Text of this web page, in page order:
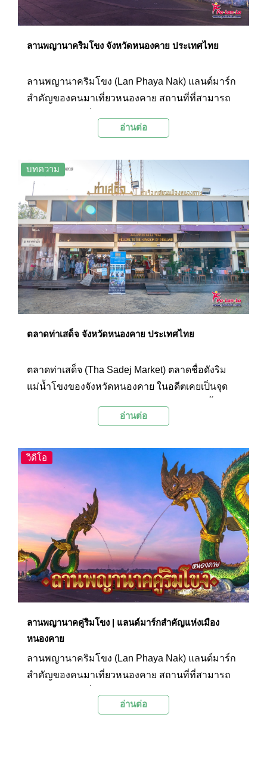
ลานพญานาคริมโขง จังหวัดหนองคาย ประเทศไทย
ลานพญานาคริมโขง (Lan Phaya Nak) แลนด์มาร์ก
สำคัญของคนมาเที่ยวหนองคาย สถานที่ที่สามารถ
แม่น้ำโขงของชาวหนองคายที่มีมาอย่างยาวนาน
พ่นน้ำอยู่ริมฝั่งโขงแห่งนี้
อ่านต่อ
บทความ
ตลาดท่าเสด็จ จังหวัดหนองคาย ประเทศไทย
ตลาดท่าเสด็จ (Tha Sadej Market) ตลาดชื่อดังริม
แม่น้ำโขงของจังหวัดหนองคาย ในอดีตเคยเป็นจุด
ประเทศวางจำหน่ายมากมาย รวมทั้งอาหารอร่อยๆ
แล้ว แต่ตลาดท่าเสด็จก็ยังเป็นที่นิยมของนักท่องเที่ยว
มาโดยตลอด
อ่านต่อ
วิดีโอ
ลานพญานาคคู่ริมโขง | แลนด์มาร์กสำคัญแห่งเมือง
หนองคาย
ลานพญานาคริมโขง (Lan Phaya Nak) แลนด์มาร์ก
สำคัญของคนมาเที่ยวหนองคาย สถานที่ที่สามารถ
แม่น้ำโขงของชาวหนองคายที่มีมาอย่างยาวนาน
อ่านต่อ